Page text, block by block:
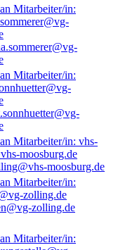
moosburg.de
zolling.de